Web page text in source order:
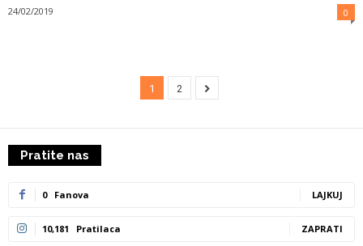
24/02/2019 0
1 2
Pratite nas
0 Fanova LAJKUJ
10,181 Pratilaca ZAPRATI